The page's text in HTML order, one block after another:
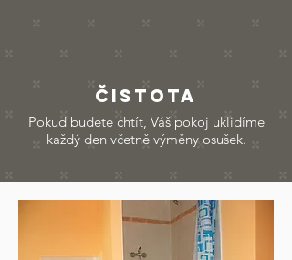
ČISTOTA
Pokud budete chtít, Váš pokoj uklidíme
každý den včetně výměny osušek.